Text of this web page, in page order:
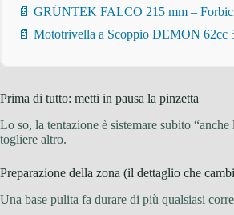
📄 GRÜNTEK FALCO 215 mm – Forbici
📄 Mototrivella a Scoppio DEMON 62cc
Prima di tutto: metti in pausa la pinzetta
Lo so, la tentazione è sistemare subito
togliere altro.
Preparazione della zona (il dettaglio che
Una base pulita fa durare di più qualsiasi